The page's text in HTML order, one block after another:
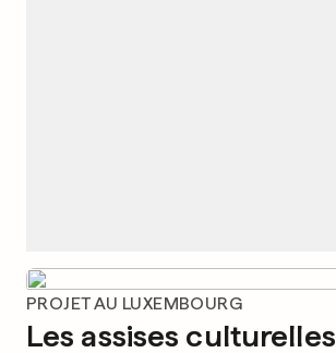
PROJET AU LUXEMBOURG
Les assises culturelles